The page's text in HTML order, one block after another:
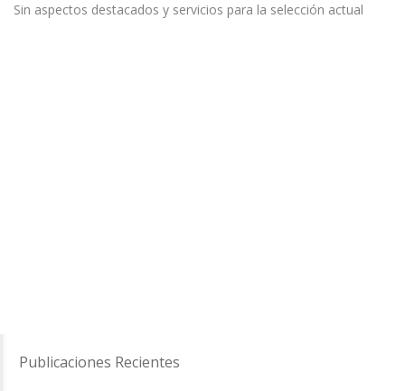
Sin aspectos destacados y servicios para la selección actual
Publicaciones Recientes